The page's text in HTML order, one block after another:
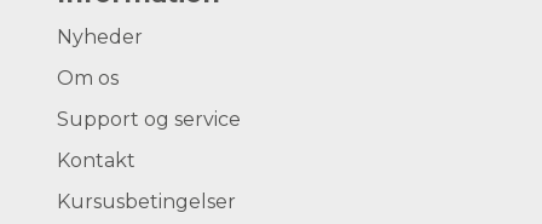
Nyheder
Om os
Support og service
Kontakt
Kursusbetingelser